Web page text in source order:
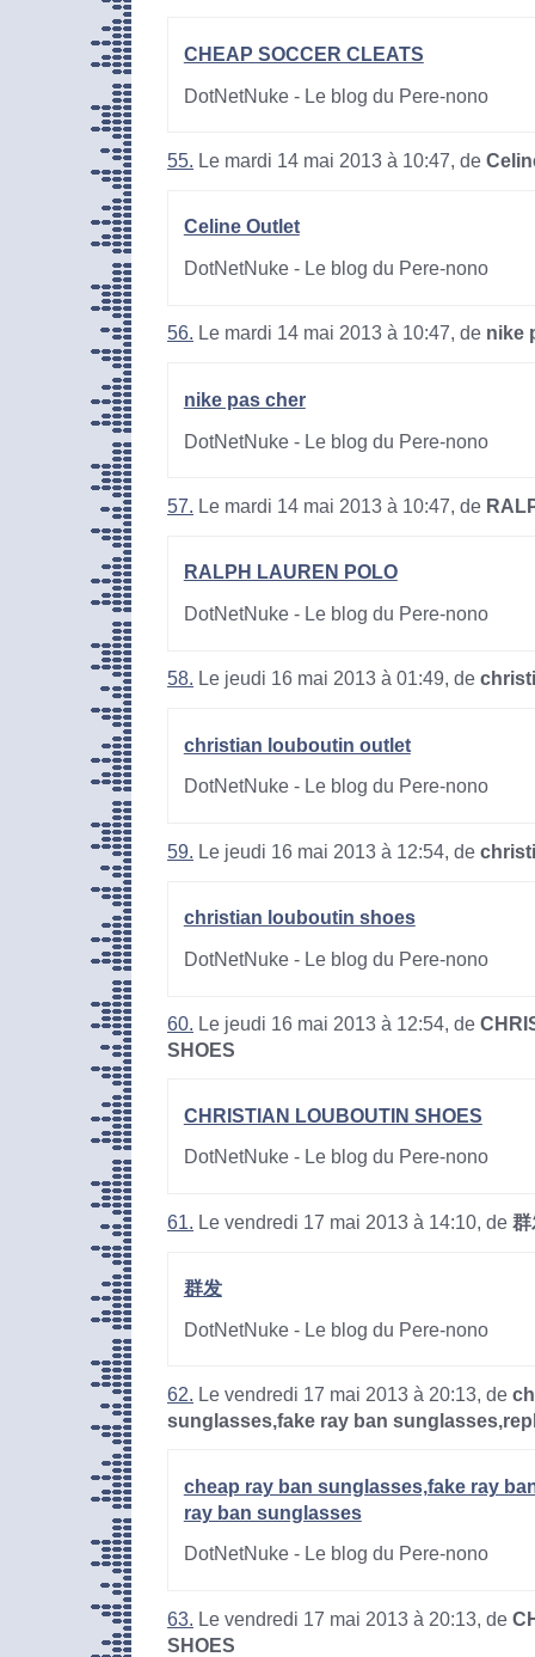
CHEAP SOCCER CLEATS
DotNetNuke - Le blog du Pere-nono
55. Le mardi 14 mai 2013 à 10:47, de
Celine Outlet
DotNetNuke - Le blog du Pere-nono
56. Le mardi 14 mai 2013 à 10:47, de nike
nike pas cher
DotNetNuke - Le blog du Pere-nono
57. Le mardi 14 mai 2013 à 10:47, de
RALPH LAUREN POLO
DotNetNuke - Le blog du Pere-nono
58. Le jeudi 16 mai 2013 à 01:49, de
christian louboutin outlet
DotNetNuke - Le blog du Pere-nono
59. Le jeudi 16 mai 2013 à 12:54, de
christian louboutin shoes
DotNetNuke - Le blog du Pere-nono
60. Le jeudi 16 mai 2013 à 12:54, de
SHOES
CHRISTIAN LOUBOUTIN SHOES
DotNetNuke - Le blog du Pere-nono
61. Le vendredi 17 mai 2013 à 14:10, de 群
群发
DotNetNuke - Le blog du Pere-nono
62. Le vendredi 17 mai 2013 à 20:13, de
sunglasses,fake ray ban
cheap ray ban sunglasses,fake ray
ray ban sunglasses
DotNetNuke - Le blog du Pere-nono
63. Le vendredi 17 mai 2013 à 20:13, de
SHOES